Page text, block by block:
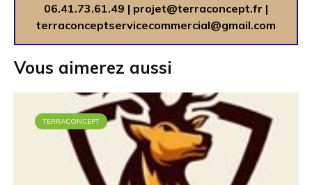
06.41.73.61.49 | projet@terraconcept.fr |
terraconceptservicecommercial@gmail.com
Vous aimerez aussi
TERRACONCEPT